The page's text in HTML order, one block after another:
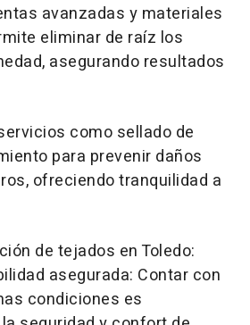
avanzadas y materiales
eliminar de raíz los
asegurando resultados
como sellado de
para prevenir daños
ofreciendo tranquilidad a
de tejados en Toledo:
asegurada: Contar con
condiciones es